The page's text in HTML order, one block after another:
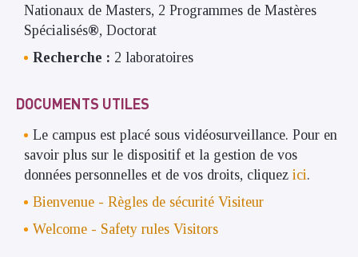
Nationaux de Masters, 2 Programmes de Mastères
Spécialisés®, Doctorat
Recherche : 2 laboratoires
DOCUMENTS UTILES
Le campus est placé sous vidéosurveillance. Pour en
savoir plus sur le dispositif et la gestion de vos
données personnelles et de vos droits, cliquez ici.
Bienvenue - Règles de sécurité Visiteur
Welcome - Safety rules Visitors